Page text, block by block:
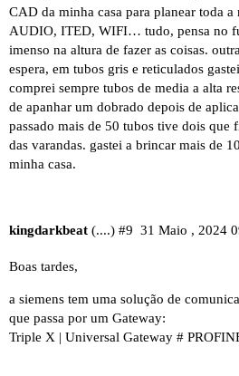
CAD da minha casa para planear toda
AUDIO, ITED, WIFI… tudo, pensa no
imenso na altura de fazer as coisas.
espera, em tubos gris e reticulados
comprei sempre tubos de media a alta
de apanhar um dobrado depois de
passado mais de 50 tubos tive dois que
das varandas. gastei a brincar mais de
minha casa.
kingdarkbeat (....) 31 Maio , 2024
#9
Boas tardes,
a siemens tem uma solução de
que passa por um Gateway:
Triple X | Universal Gateway #